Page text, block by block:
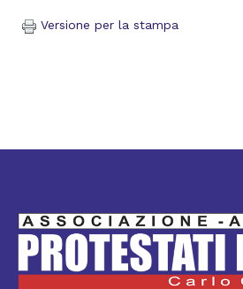
Versione per la stampa